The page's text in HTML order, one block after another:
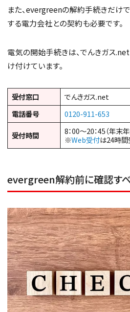
また、evergreenの解約手続きだけ
する電力会社との契約も必要です。
電気の開始手続きは、でんきガス.net
け付けています。
受付窓口
でんきガス.net
電話番号
0120-911-653
受付時間
8：00～20：45（年末年
※Web受付は24時
evergreen解約前に確認す